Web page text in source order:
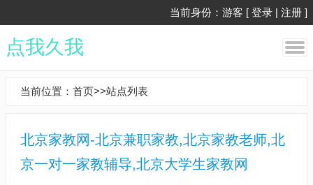
当前身份：游客 [ 登录 | 注册 ]
点我久我
当前位置： 首页>>站点列表
北京家教网-北京兼职家教,北京家教老师,北
京一对一家教辅导,北京大学生家教网